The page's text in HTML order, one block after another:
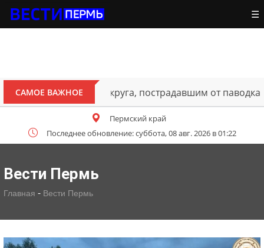
☰
САМОЕ ВАЖНОЕ
Октябрьского округа, пострадавшим от паводка
Пермский край
Последнее обновление: суббота, 08 авг. 2026 в 01:22
Вести Пермь
Главная - Вести Пермь